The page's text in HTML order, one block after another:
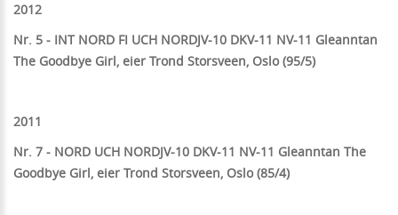
2012
Nr. 5 - INT NORD FI UCH NORDJV-10 DKV-11 NV-11 Gleanntan
The Goodbye Girl, eier Trond Storsveen, Oslo (95/5)
2011
Nr. 7 - NORD UCH NORDJV-10 DKV-11 NV-11 Gleanntan The
Goodbye Girl, eier Trond Storsveen, Oslo (85/4)